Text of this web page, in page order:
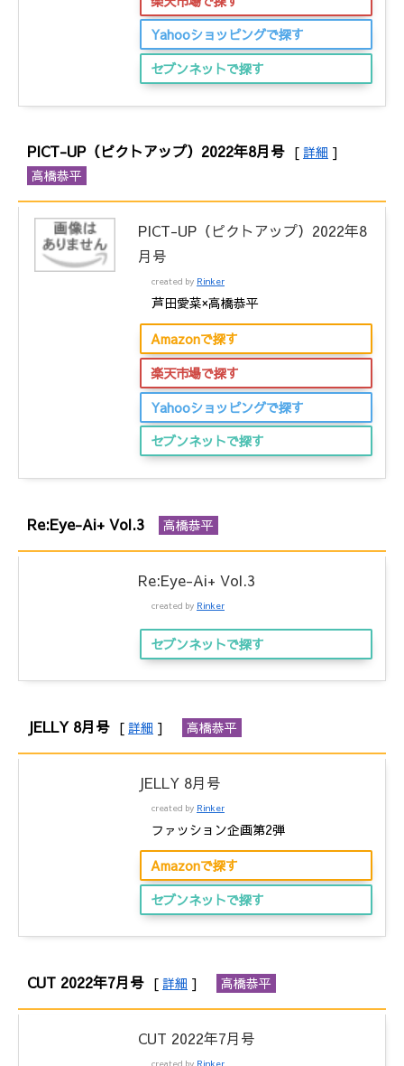
Yahooショッピングで探す
セブンネットで探す
PICT-UP（ピクトアップ）2022年8月号 [ 詳細 ]
高橋恭平
PICT-UP（ピクトアップ）2022年8
月号
created by Rinker
芦田愛菜×高橋恭平
Amazonで探す
楽天市場で探す
Yahooショッピングで探す
セブンネットで探す
Re:Eye-Ai+ Vol.3 高橋恭平
Re:Eye-Ai+ Vol.3
created by Rinker
セブンネットで探す
JELLY 8月号 [ 詳細 ] 高橋恭平
JELLY 8月号
created by Rinker
ファッション企画第2弾
Amazonで探す
セブンネットで探す
CUT 2022年7月号 [ 詳細 ] 高橋恭平
CUT 2022年7月号
created by Rinker